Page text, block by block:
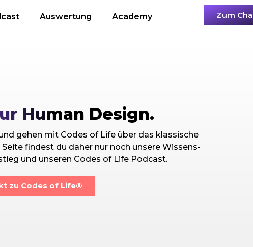
Auswertung Academy Zum
Human Design.
gehen mit Codes of Life über das klassische
findest du daher nur noch unsere Wissens-
und unseren Codes of Life Podcast.
zu Codes of Life®